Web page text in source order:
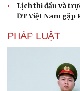
Lịch thi đấu và
ĐT Việt Nam gặp
PHÁP LUẬT